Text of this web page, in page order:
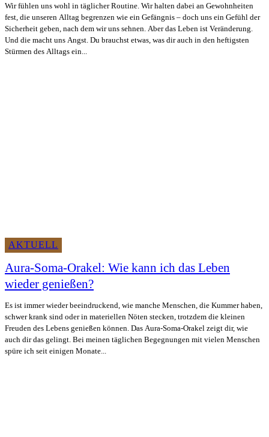
Wir fühlen uns wohl in täglicher Routine. Wir halten dabei an Gewohnheiten
fest, die unseren Alltag begrenzen wie ein Gefängnis – doch uns ein Gefühl der
Sicherheit geben, nach dem wir uns sehnen. Aber das Leben ist Veränderung.
Und die macht uns Angst. Du brauchst etwas, was dir auch in den heftigsten
Stürmen des Alltags ein...
AKTUELL
Aura-Soma-Orakel: Wie kann ich das Leben
wieder genießen?
Es ist immer wieder beeindruckend, wie manche Menschen, die Kummer haben,
schwer krank sind oder in materiellen Nöten stecken, trotzdem die kleinen
Freuden des Lebens genießen können. Das Aura-Soma-Orakel zeigt dir, wie
auch dir das gelingt. Bei meinen täglichen Begegnungen mit vielen Menschen
spüre ich seit einigen Monate...